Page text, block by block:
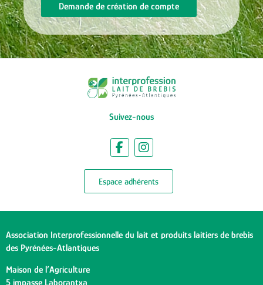
Demande de création de compte
Suivez-nous
Espace adhérents
Association Interprofessionnelle du lait et produits laitiers de brebis
des Pyrénées-Atlantiques
Maison de l’Agriculture
5 impasse Laborantxa